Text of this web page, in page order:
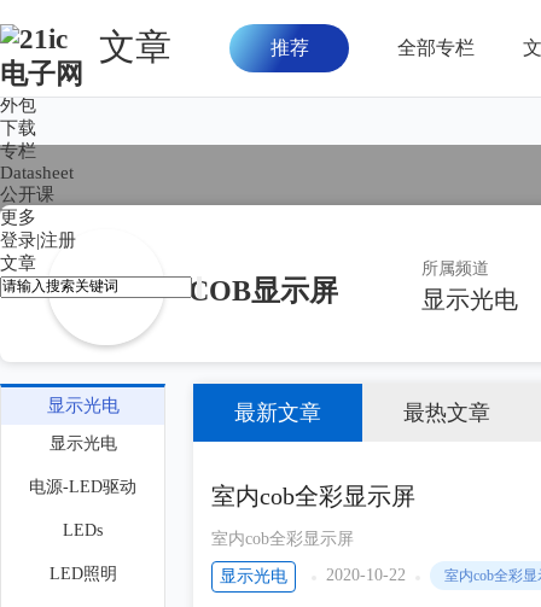
COB显示屏
所属频道
显示光电
最新文章 最热文章
室内cob全彩显示屏
室内cob全彩显示屏
显示光电 2020-10-22 室内cob全彩显
显示光电
显示光电
电源-LED驱动
LEDs
LED照明
首页
论坛
外包
下载
专栏
Datasheet
公开课
更多
登录|注册
文章
文章 推荐 全部专栏